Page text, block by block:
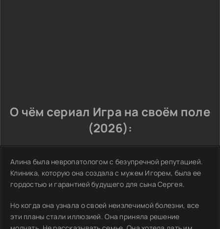
О чём сериал Игра на своём поле
(2026):
Алина была невропатологом с безупречной репутацией.
Клиника, которую она создала с мужем Игорем, была ее
гордостью и гарантией будущего для сына Сергея.
Но когда она узнала о своей неизлечимой болезни, все
эти планы стали иллюзией. Она приняла решение